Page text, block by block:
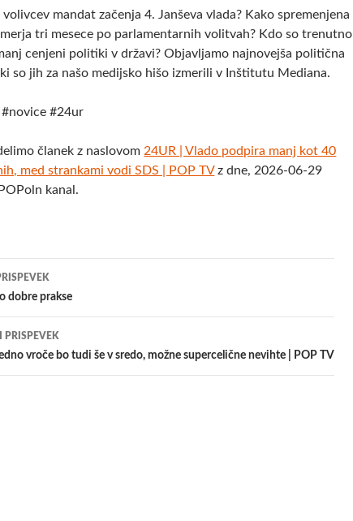
mandat začenja 4. Janševa vlada? Kako spremenjena
tri mesece po parlamentarnih volitvah? Kdo so trenutno
cenjeni politiki v državi? Objavljamo najnovejša politična
so jih za našo medijsko hišo izmerili v Inštitutu Mediana.
#24ur
članek z naslovom 24UR | Vlado podpira manj kot 40
med strankami vodi SDS | POP TVz dne, 2026-06-29
kanal.
dobre prakse
PRISPEVEK
vroče bo tudi še v sredo, možne supercelične nevihte | POP TV